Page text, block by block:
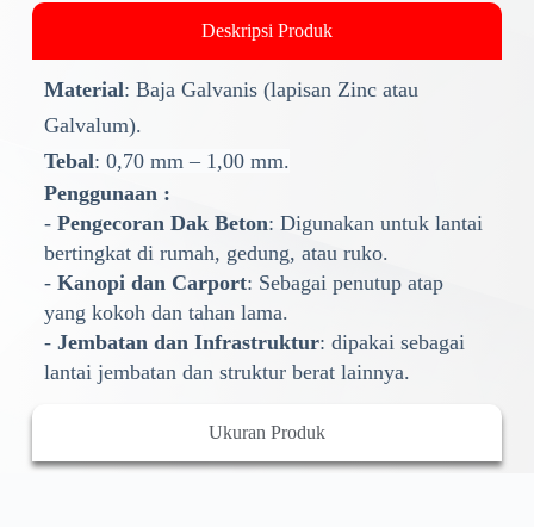
Deskripsi Produk
Ukuran Produk
Material: Baja Galvanis (lapisan Zinc atau
Galvalum).
Tebal: 0,70 mm – 1,00 mm.
Penggunaan :
- Pengecoran Dak Beton: Digunakan untuk lantai
bertingkat di rumah, gedung, atau ruko.
- Kanopi dan Carport: Sebagai penutup atap
yang kokoh dan tahan lama.
- Jembatan dan Infrastruktur: dipakai sebagai
lantai jembatan dan struktur berat lainnya.